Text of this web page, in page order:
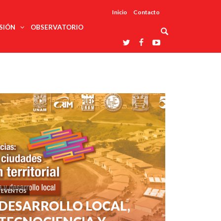
Inicio Contacto
ciencias
pública
social
trabajo
Redes
temáticas
Laboratorios
nacionales
Entidades
afines
La UDUALC
A La
Universidad
De México
En Su 475
Aniversario
OBSERVATORIO
EVENTOS
LOCAL,